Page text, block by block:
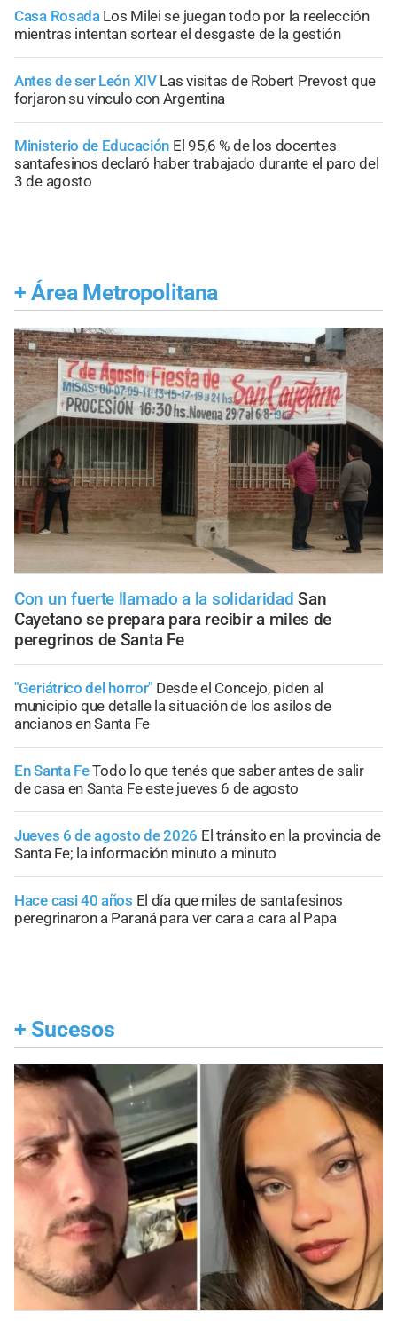
Casa Rosada Los Milei se juegan todo por la reelección
mientras intentan sortear el desgaste de la gestión
Antes de ser León XIV Las visitas de Robert Prevost que
forjaron su vínculo con Argentina
Ministerio de Educación El 95,6 % de los docentes
santafesinos declaró haber trabajado durante el paro del
3 de agosto
+ Área Metropolitana
Con un fuerte llamado a la solidaridad San
Cayetano se prepara para recibir a miles de
peregrinos de Santa Fe
"Geriátrico del horror" Desde el Concejo, piden al
municipio que detalle la situación de los asilos de
ancianos en Santa Fe
En Santa FeTodo lo que tenés que saber antes de salir
de casa en Santa Fe este jueves 6 de agosto
Jueves 6 de agosto de 2026 El tránsito en la provincia de
Santa Fe; la información minuto a minuto
Hace casi 40 años El día que miles de santafesinos
peregrinaron a Paraná para ver cara a cara al Papa
+ Sucesos